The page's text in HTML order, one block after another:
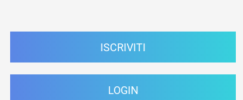
ISCRIVITI
LOGIN